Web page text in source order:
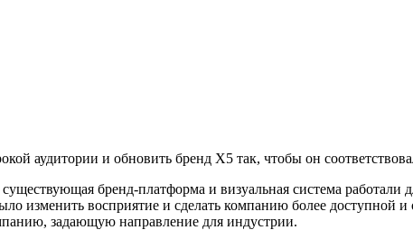
аудитории и обновить бренд X5 так, чтобы он
бренд-платформа и визуальная система
изменить восприятие и сделать компанию более
задающую направление для индустрии.